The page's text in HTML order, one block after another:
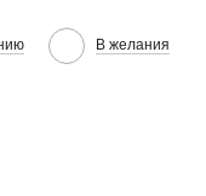
В желания